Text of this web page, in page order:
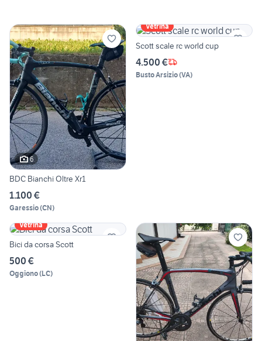
6
BDC Bianchi Oltre Xr1
1.100 €
Garessio(CN)
Vetrina
Scott scale rc world cup
4.500 €
Busto Arsizio(VA)
Vetrina
Bici da corsa Scott
500 €
Oggiono(LC)